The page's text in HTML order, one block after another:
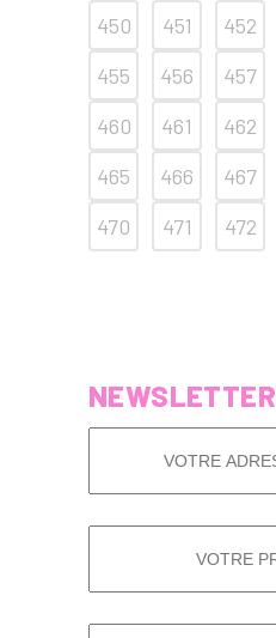
450 451 452
455
456 457
460
461 462
465
466 467
470
471 472
NEWSLETTER